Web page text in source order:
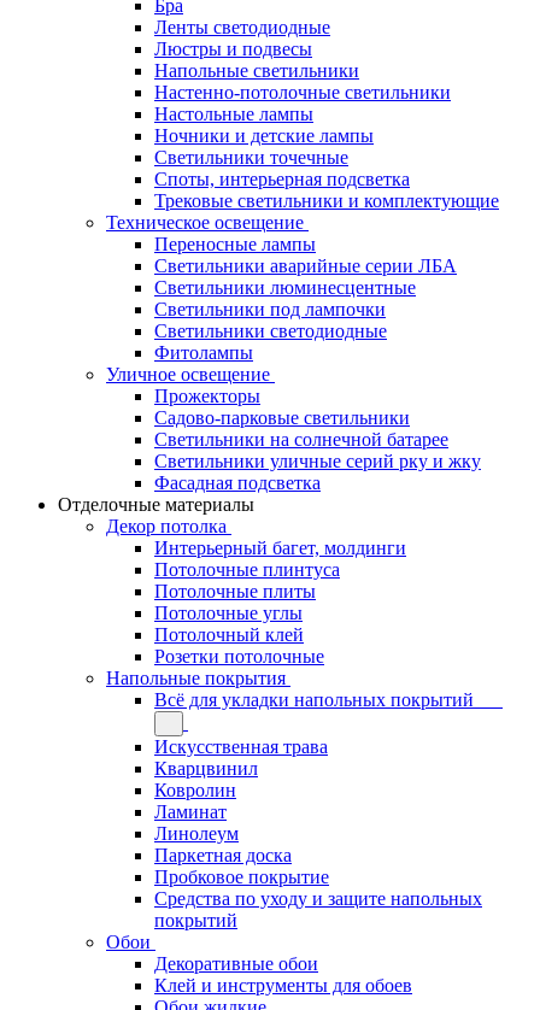
Бра
Ленты светодиодные
Люстры и подвесы
Напольные светильники
Настенно-потолочные светильники
Настольные лампы
Ночники и детские лампы
Светильники точечные
Споты, интерьерная подсветка
Трековые светильники и комплектующие
Техническое освещение
Переносные лампы
Светильники аварийные серии ЛБА
Светильники люминесцентные
Светильники под лампочки
Светильники светодиодные
Фитолампы
Уличное освещение
Прожекторы
Садово-парковые светильники
Светильники на солнечной батарее
Светильники уличные серий рку и жку
Фасадная подсветка
Отделочные материалы
Декор потолка
Интерьерный багет, молдинги
Потолочные плинтуса
Потолочные плиты
Потолочные углы
Потолочный клей
Розетки потолочные
Напольные покрытия
Всё для укладки напольных покрытий
Искусственная трава
Кварцвинил
Ковролин
Ламинат
Линолеум
Паркетная доска
Пробковое покрытие
Средства по уходу и защите напольных
покрытий
Обои
Декоративные обои
Клей и инструменты для обоев